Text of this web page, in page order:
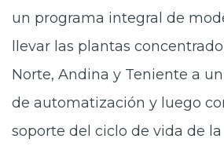
un programa integral de
llevar las plantas
Norte, Andina y Teniente a
de automatización y luego
soporte del ciclo de vida de